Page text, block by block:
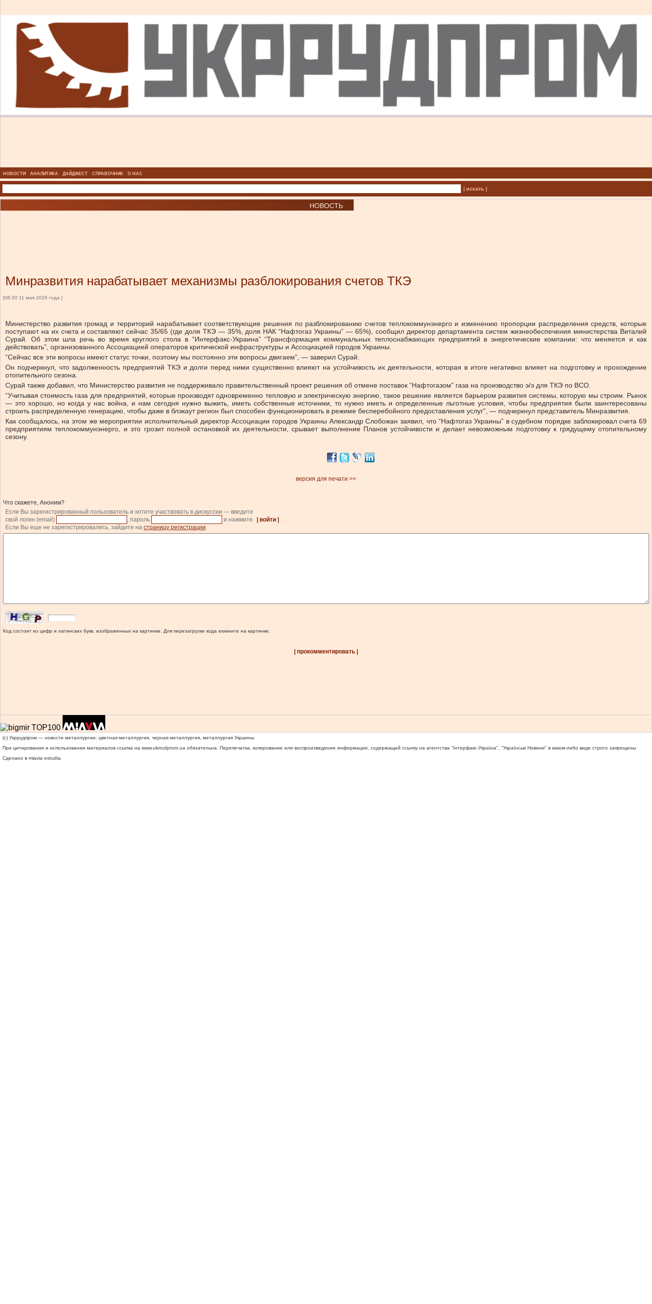
НОВОСТИ АНАЛИТИКА ДАЙДЖЕСТ СПРАВОЧНИК О НАС
| искать |
НОВОСТЬ
Минразвития нарабатывает механизмы разблокирования счетов ТКЭ
[08:30 11 мая 2026 года ]
Министерство развития громад и территорий нарабатывает соответствующие решения по разблокированию счетов теплокоммунэнерго и изменению пропорции распределения средств, которые
поступают на их счета и составляют сейчас 35/65 (где доля ТКЭ — 35%, доля НАК “Нафтогаз Украины” — 65%), сообщил директор департамента систем жизнеобеспечения министерства Виталий
Сурай. Об этом шла речь во время круглого стола в “Интерфакс-Украина” “Трансформация коммунальных теплоснабжающих предприятий в энергетические компании: что меняется и как
действовать”, организованного Ассоциацией операторов критической инфраструктуры и Ассоциацией городов Украины.
“Сейчас все эти вопросы имеют статус точки, поэтому мы постоянно эти вопросы двигаем”, — заверил Сурай.
Он подчеркнул, что задолженность предприятий ТКЭ и долги перед ними существенно влияют на устойчивость их деятельности, которая в итоге негативно влияет на подготовку и прохождение
отопительного сезона.
Сурай также добавил, что Министерство развития не поддерживало правительственный проект решения об отмене поставок “Нафтогазом” газа на производство э/э для ТКЭ по ВСО.
“Учитывая стоимость газа для предприятий, которые производят одновременно тепловую и электрическую энергию, такое решение является барьером развития системы, которую мы строим. Рынок
— это хорошо, но когда у нас война, и нам сегодня нужно выжить, иметь собственные источники, то нужно иметь и определенные льготные условия, чтобы предприятия были заинтересованы
строить распределенную генерацию, чтобы даже в блэкаут регион был способен функционировать в режиме бесперебойного предоставления услуг”, — подчеркнул представитель Минразвития.
Как сообщалось, на этом же мероприятии исполнительный директор Ассоциации городов Украины Александр Слобожан заявил, что “Нафтогаз Украины” в судебном порядке заблокировал счета 69
предприятиям теплокоммунэнерго, и это грозит полной остановкой их деятельности, срывает выполнение Планов устойчивости и делает невозможным подготовку к грядущему отопительному
сезону.
версия для печати >>
Что скажете, Аноним?
Если Вы зарегистрированный пользователь и хотите участвовать в дискуссии — введите
свой логин (email)
, пароль и нажмите | войти |
.
Если Вы еще не зарегистрировались, зайдите на страницу регистрации.
Код состоит из цифр и латинских букв, изображенных на картинке. Для перезагрузки кода кликните на картинке.
| прокомментировать |
(c) Укррудпром — новости металлургии: цветная металлургия, черная металлургия, металлургия Украины
При цитировании и использовании материалов ссылка на www.ukrrudprom.ua обязательна. Перепечатка, копирование или воспроизведение информации, содержащей ссылку на агентства "Iнтерфакс-Україна", "Українськi Новини" в каком-либо виде строго запрещены
Сделано в miavia estudia.